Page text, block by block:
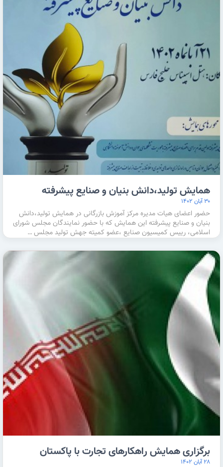
همایش تولید،دانش بنیان و صنایع پیشرفته
۳۰ آبان ۱۴۰۲
حضور اعضای هیات مدیره مرکز آموزش بازرگانی در همایش تولید،دانش
بنیان و صنایع پیشرفته این همایش که با حضور نمایندگان مجلس شورای
اسلامی، رییس کمیسیون صنایع ،عضو کمیته جهش تولید مجلس …
برگزاری همایش راهکارهای تجارت با پاکستان
۲۸ آبان ۱۴۰۲